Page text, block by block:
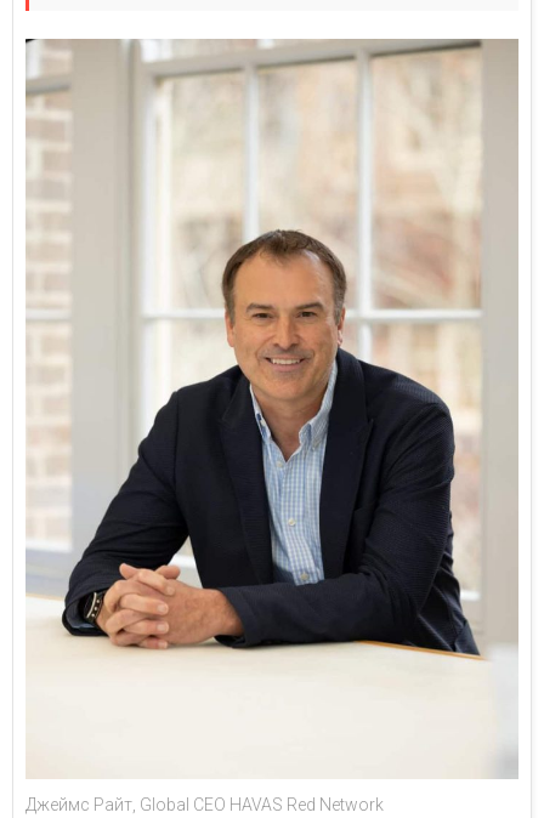
Джеймс Райт, Global CEO HAVAS Red Network